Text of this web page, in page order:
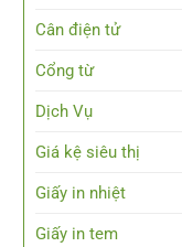
Cân điện tử
Cổng từ
Dịch Vụ
Giá kệ siêu thị
Giấy in nhiệt
Giấy in tem